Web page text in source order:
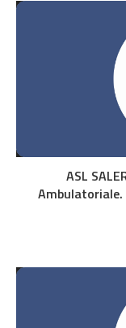
ASL
Ambulatoriale.